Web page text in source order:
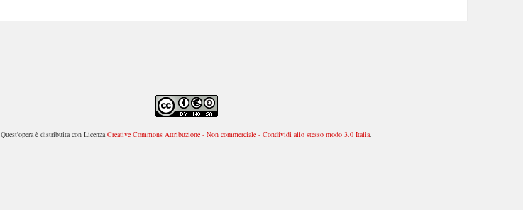
Quest'opera è distribuita con LicenzaCreative Commons Attribuzione - Non commerciale - Condividi allo stesso modo 3.0 Italia.